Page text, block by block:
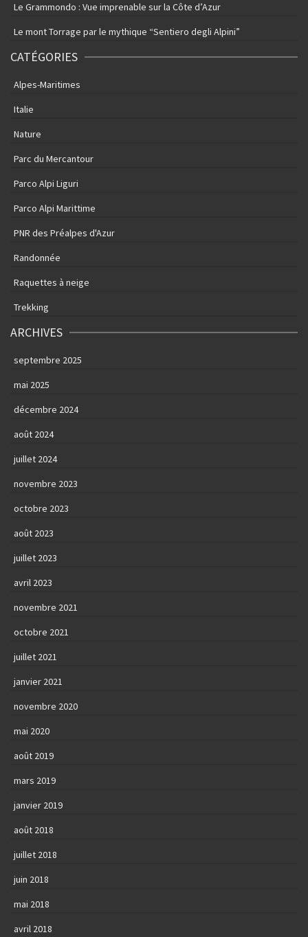
Le Grammondo : Vue imprenable sur la Côte d’Azur
Le mont Torrage par le mythique “Sentiero degli Alpini”
CATÉGORIES
Alpes-Maritimes
Italie
Nature
Parc du Mercantour
Parco Alpi Liguri
Parco Alpi Marittime
PNR des Préalpes d'Azur
Randonnée
Raquettes à neige
Trekking
ARCHIVES
septembre 2025
mai 2025
décembre 2024
août 2024
juillet 2024
novembre 2023
octobre 2023
août 2023
juillet 2023
avril 2023
novembre 2021
octobre 2021
juillet 2021
janvier 2021
novembre 2020
mai 2020
août 2019
mars 2019
janvier 2019
août 2018
juillet 2018
juin 2018
mai 2018
avril 2018